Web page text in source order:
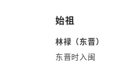
始祖
林禄（东晋）
东晋时入闽